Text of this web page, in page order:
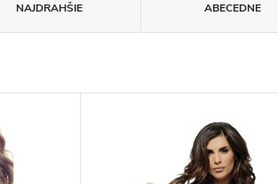
NAJDRAHŠIE ABECEDNE